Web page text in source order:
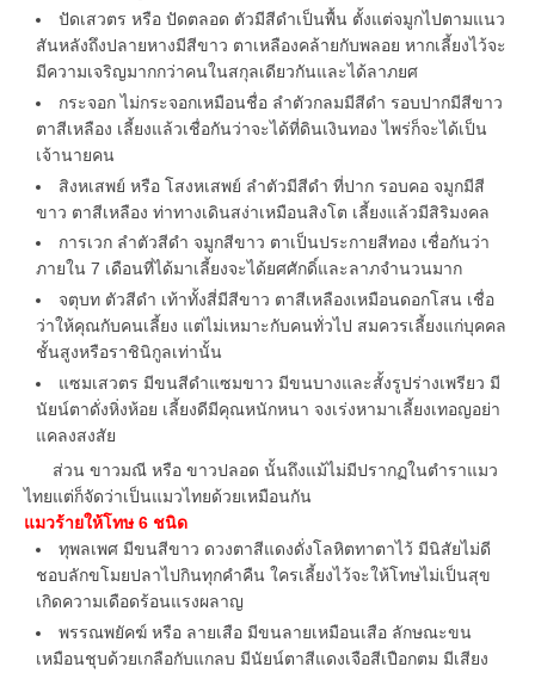
ปัดเสวตร หรือ ปัดตลอด ตัวมีสีดำเป็นพื้น ตั้งแต่จมูกไปตามแนว
สันหลังถึงปลายหางมีสีขาว ตาเหลืองคล้ายกับพลอย หากเลี้ยงไว้จะ
มีความเจริญมากกว่าคนในสกุลเดียวกันและได้ลาภยศ
กระจอก ไม่กระจอกเหมือนชื่อ ลำตัวกลมมีสีดำ รอบปากมีสีขาว
ตาสีเหลือง เลี้ยงแล้วเชื่อกันว่าจะได้ที่ดินเงินทอง ไพร่ก็จะได้เป็น
เจ้านายคน
สิงหเสพย์ หรือ โสงหเสพย์ ลำตัวมีสีดำ ที่ปาก รอบคอ จมูกมีสี
ขาว ตาสีเหลือง ท่าทางเดินสง่าเหมือนสิงโต เลี้ยงแล้วมีสิริมงคล
การเวก ลำตัวสีดำ จมูกสีขาว ตาเป็นประกายสีทอง เชื่อกันว่า
ภายใน 7 เดือนที่ได้มาเลี้ยงจะได้ยศศักดิ์และลาภจำนวนมาก
จตุบท ตัวสีดำ เท้าทั้งสี่มีสีขาว ตาสีเหลืองเหมือนดอกโสน เชื่อ
ว่าให้คุณกับคนเลี้ยง แต่ไม่เหมาะกับคนทั่วไป สมควรเลี้ยงแก่บุคคล
ชั้นสูงหรือราชินิกูลเท่านั้น
แซมเสวตร มีขนสีดำแซมขาว มีขนบางและสั้งรูปร่างเพรียว มี
นัยน์ตาดั่งหิ่งห้อย เลี้ยงดีมีคุณหนักหนา จงเร่งหามาเลี้ยงเทอญอย่า
แคลงสงสัย
ส่วน ขาวมณี หรือ ขาวปลอด นั้นถึงแม้ไม่มีปรากฏในตำราแมว
ไทยแต่ก็จัดว่าเป็นแมวไทยด้วยเหมือนกัน
แมวร้ายให้โทษ 6 ชนิด
ทุพลเพศ มีขนสีขาว ดวงตาสีแดงดั่งโลหิตทาตาไว้ มีนิสัยไม่ดี
ชอบลักขโมยปลาไปกินทุกคำคืน ใครเลี้ยงไว้จะให้โทษไม่เป็นสุข
เกิดความเดือดร้อนแรงผลาญ
พรรณพยัคฆ์ หรือ ลายเสือ มีขนลายเหมือนเสือ ลักษณะขน
เหมือนชุบด้วยเกลือกับแกลบ มีนัยน์ตาสีแดงเจือสีเปือกตม มีเสียง